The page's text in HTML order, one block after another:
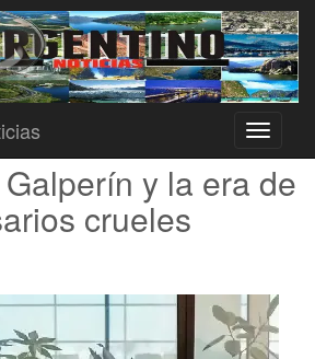
Toggle
Galperín y la era de
crueles